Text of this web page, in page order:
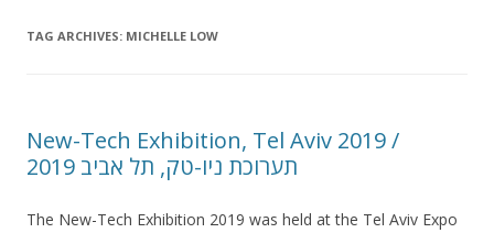
TAG ARCHIVES: MICHELLE LOW
New-Tech Exhibition, Tel Aviv 2019 /
תערוכת ניו-טק, תל אביב 2019
The New-Tech Exhibition 2019 was held at the Tel Aviv Expo